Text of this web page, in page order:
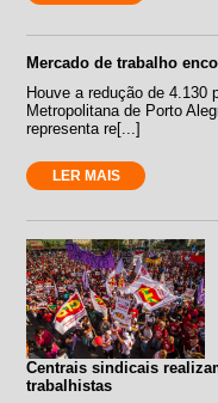
Mercado de trabalho
Houve a redução de 4.130
Metropolitana de Porto
representa re[...]
LER MAIS
Centrais sindicais
trabalhistas